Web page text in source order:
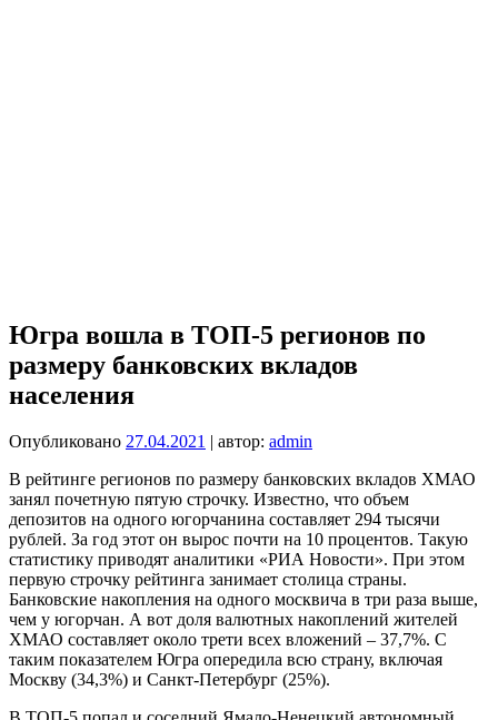
Югра вошла в ТОП-5 регионов по
размеру банковских вкладов
населения
Опубликовано 27.04.2021 | автор: admin
В рейтинге регионов по размеру банковских вкладов ХМАО
занял почетную пятую строчку. Известно, что объем
депозитов на одного югорчанина составляет 294 тысячи
рублей. За год этот он вырос почти на 10 процентов. Такую
статистику приводят аналитики «РИА Новости». При этом
первую строчку рейтинга занимает столица страны.
Банковские накопления на одного москвича в три раза выше,
чем у югорчан. А вот доля валютных накоплений жителей
ХМАО составляет около трети всех вложений – 37,7%. С
таким показателем Югра опередила всю страну, включая
Москву (34,3%) и Санкт-Петербург (25%).